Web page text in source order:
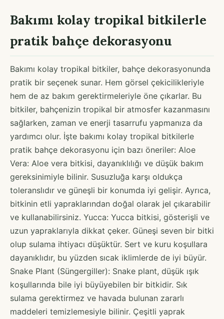
Bakımı kolay tropikal bitkilerle
pratik bahçe dekorasyonu
Bakımı kolay tropikal bitkiler, bahçe dekorasyonunda
pratik bir seçenek sunar. Hem görsel çekicilikleriyle
hem de az bakım gerektirmeleriyle öne çıkarlar. Bu
bitkiler, bahçenizin tropikal bir atmosfer kazanmasını
sağlarken, zaman ve enerji tasarrufu yapmanıza da
yardımcı olur. İşte bakımı kolay tropikal bitkilerle
pratik bahçe dekorasyonu için bazı öneriler: Aloe
Vera: Aloe vera bitkisi, dayanıklılığı ve düşük bakım
gereksinimiyle bilinir. Susuzluğa karşı oldukça
toleranslıdır ve güneşli bir konumda iyi gelişir. Ayrıca,
bitkinin etli yapraklarından doğal olarak jel çıkarabilir
ve kullanabilirsiniz. Yucca: Yucca bitkisi, gösterişli ve
uzun yapraklarıyla dikkat çeker. Güneşi seven bir bitki
olup sulama ihtiyacı düşüktür. Sert ve kuru koşullara
dayanıklıdır, bu yüzden sıcak iklimlerde de iyi büyür.
Snake Plant (Süngergiller): Snake plant, düşük ışık
koşullarında bile iyi büyüyebilen bir bitkidir. Sık
sulama gerektirmez ve havada bulunan zararlı
maddeleri temizlemesiyle bilinir. Çeşitli yaprak